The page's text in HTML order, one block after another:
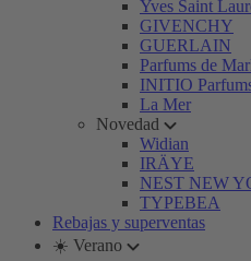
Yves Saint
GIVENCHY
GUERLAIN
Parfums de
INITIO
La Mer
Novedad
Widian
IRÄYE
NEST NEW
TYPEBEA
Rebajas y superventas
☀️ Verano